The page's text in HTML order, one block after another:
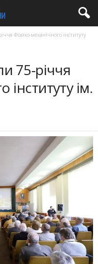
Фізико-механічного інституту
75-річчя
інституту ім.